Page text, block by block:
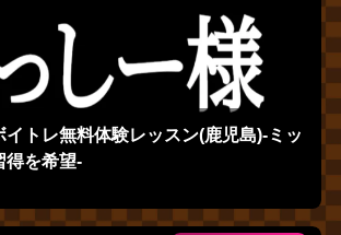
イトレ無料体験レッスン(鹿児島)‐ミッ
を希望‐